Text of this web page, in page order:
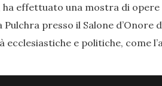
ha effettuato una mostra di
presso il Salone d’Onore
e politiche, come